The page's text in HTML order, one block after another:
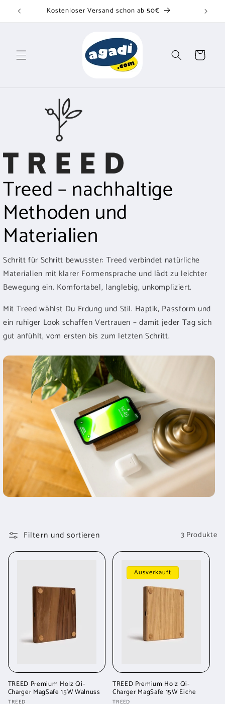
zum Kostenloser Versand schon ab 50€
Warenkorb
Treed – nachhaltige
Methoden und
Materialien
Schritt für Schritt bewusster: Treed verbindet natürliche
Materialien mit klarer Formensprache und lädt zu leichter
Bewegung ein. Komfortabel, langlebig, unkompliziert.
Mit Treed wählst Du Erdung und Stil. Haptik, Passform und
ein ruhiger Look schaffen Vertrauen – damit jeder Tag sich
gut anfühlt, vom ersten bis zum letzten Schritt.
Filtern und sortieren 3 Produkte
TREED Premium Holz Qi-
Charger MagSafe 15W Walnuss
TREED
Ausverkauft
TREED Premium Holz Qi-
Charger MagSafe 15W Eiche
TREED